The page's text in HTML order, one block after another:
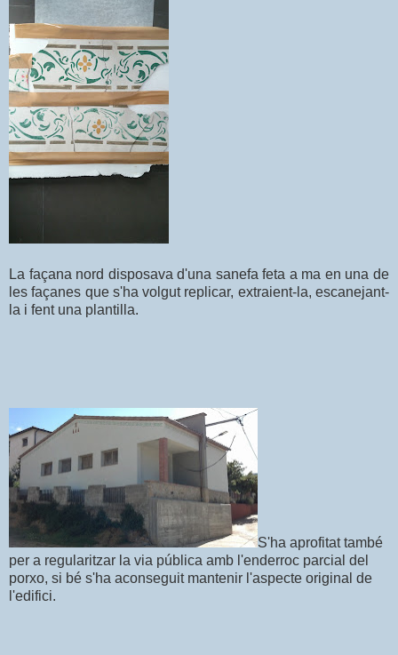
La façana nord disposava d'una sanefa feta a ma en una de
les façanes que s'ha volgut replicar, extraient-la, escanejant-
la i fent una plantilla.
S'ha aprofitat també
per a regularitzar la via pública amb l'enderroc parcial del
porxo, si bé s'ha aconseguit mantenir l'aspecte original de
l'edifici.